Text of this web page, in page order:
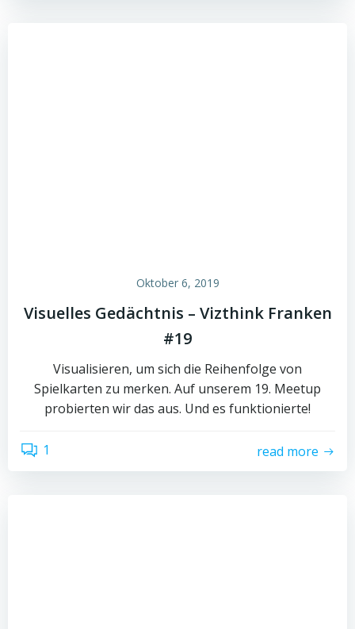
Oktober 6, 2019
Visuelles Gedächtnis – Vizthink Franken
#19
Visualisieren, um sich die Reihenfolge von
Spielkarten zu merken. Auf unserem 19. Meetup
probierten wir das aus. Und es funktionierte!
1 read more